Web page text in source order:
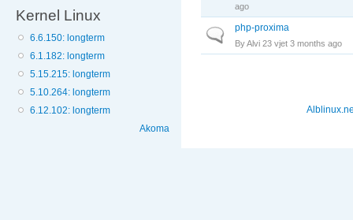
Kernel Linux
6.6.150: longterm
6.1.182: longterm
5.15.215: longterm
5.10.264: longterm
6.12.102: longterm
Akoma
ago
Normal topic
php-proxima
ByAlvi 23 vjet 3 months ago